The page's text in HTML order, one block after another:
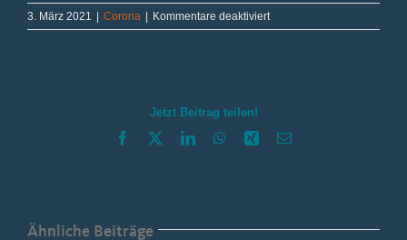
3. März 2021 | Corona | Kommentare deaktiviertfür
AKTUELL:
Jetzt Beitrag teilen!
Facebook LinkedInWhatsApp
Xing E-
Ähnliche Beiträge